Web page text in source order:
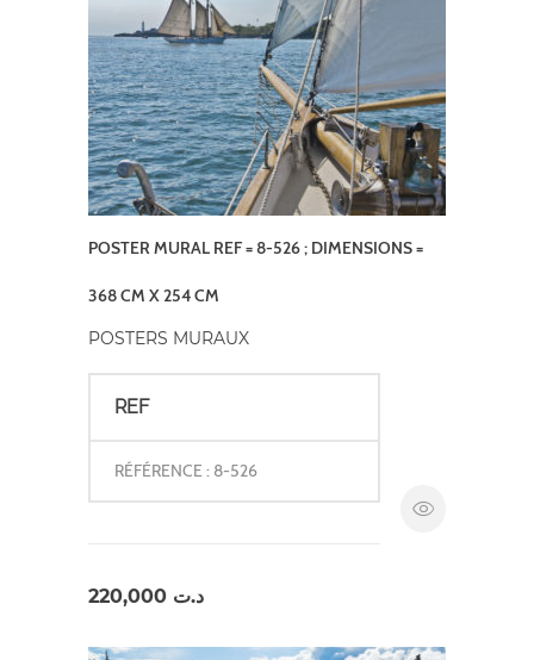
POSTER MURAL REF = 8-526 ; DIMENSIONS =
368 CM X 254 CM
POSTERS MURAUX
REF
RÉFÉRENCE : 8-526
د.ت